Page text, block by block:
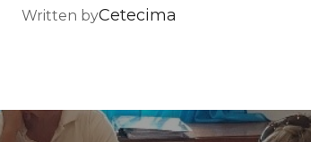
POST AUTHOR
Written byCetecima